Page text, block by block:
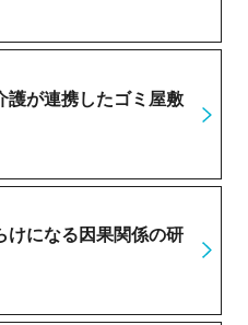
護が連携したゴミ屋敷
けになる因果関係の研